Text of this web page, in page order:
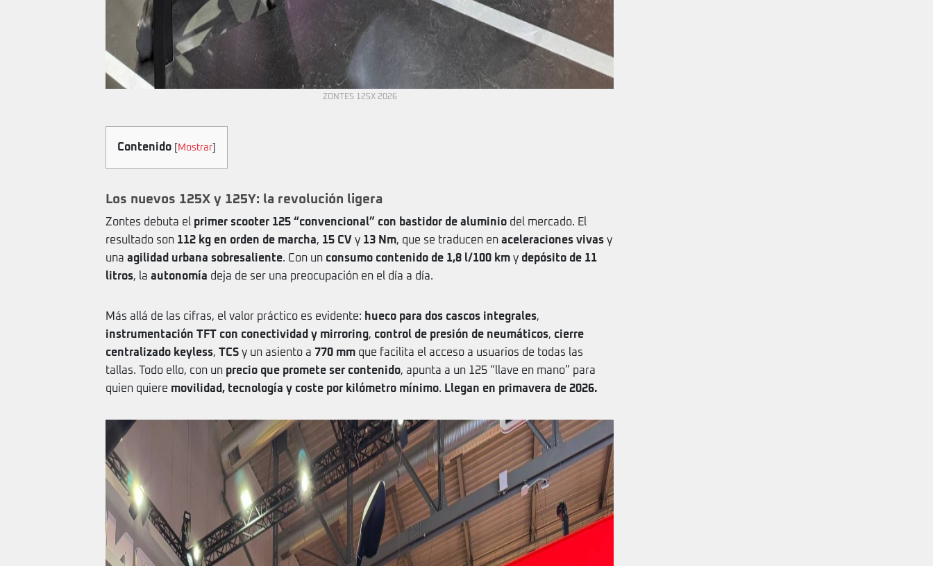
ZONTES 125X 2026
Contenido Mostrar
Los nuevos 125X y 125Y: la revolución ligera
Zontes debuta el primer scooter 125 “convencional” con bastidor de aluminio del mercado. El
resultado son 112 kg en orden de marcha, 15 CV y 13 Nm, que se traducen en aceleraciones vivas y
una agilidad urbana sobresaliente. Con un consumo contenido de 1,8 l/100 km y depósito de 11
litros, la autonomía deja de ser una preocupación en el día a día.
Más allá de las cifras, el valor práctico es evidente: hueco para dos cascos integrales,
instrumentación TFT con conectividad y mirroring, control de presión de neumáticos, cierre
centralizado keyless, TCS y un asiento a 770 mm que facilita el acceso a usuarios de todas las
tallas. Todo ello, con un precio que promete ser contenido, apunta a un 125 “llave en mano” para
quien quiere movilidad, tecnología y coste por kilómetro mínimo. Llegan en primavera de 2026.